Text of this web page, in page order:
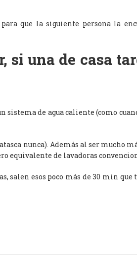
que la siguiente persona la
si una de casa
de agua caliente (como
nunca). Además al ser mucho
equivalente de lavadoras
salen esos poco más de 30 min que